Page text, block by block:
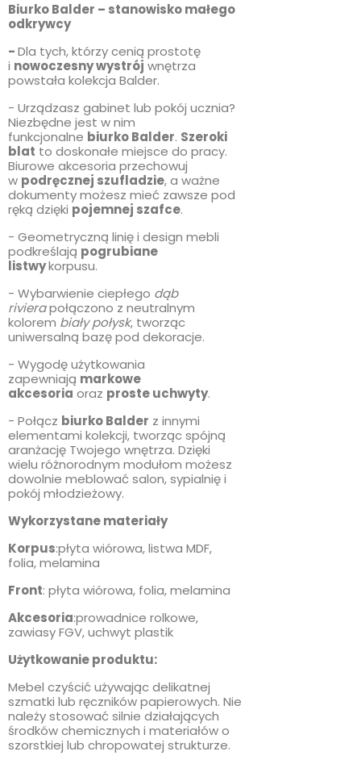
Biurko Balder – stanowisko małego
odkrywcy
-Dla tych, którzy cenią prostotę
i nowoczesny wystrój wnętrza
powstała kolekcja Balder.
- Urządzasz gabinet lub pokój ucznia?
Niezbędne jest w nim
funkcjonalne biurko Balder. Szeroki
blat to doskonałe miejsce do pracy.
Biurowe akcesoria przechowuj
w podręcznej szufladzie, a ważne
dokumenty możesz mieć zawsze pod
ręką dzięki pojemnej szafce.
- Geometryczną linię i design mebli
podkreślają pogrubiane
listwykorpusu.
- Wybarwienie ciepłego dąb
rivierapołączono z neutralnym
kolorem biały połysk, tworząc
uniwersalną bazę pod dekoracje.
- Wygodę użytkowania
zapewniają markowe
akcesoria oraz proste uchwyty.
- Połącz biurko Balder z innymi
elementami kolekcji, tworząc spójną
aranżację Twojego wnętrza. Dzięki
wielu różnorodnym modułom możesz
dowolnie meblować salon, sypialnię i
pokój młodzieżowy.
Wykorzystane materiały
Korpus:płyta wiórowa, listwa MDF,
folia, melamina
Front: płyta wiórowa, folia, melamina
Akcesoria:prowadnice rolkowe,
zawiasy FGV, uchwyt plastik
Użytkowanie produktu:
Mebel czyścić używając delikatnej
szmatki lub ręczników papierowych. Nie
należy stosować silnie działających
środków chemicznych i materiałów o
szorstkiej lub chropowatej strukturze.